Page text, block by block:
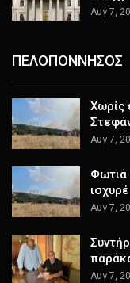
Αυγ 7,
ΠΕΛΟΠΟΝΝΗΣΟΣ
Χωρίς
Αυγ 7,
Φωτιά
Αυγ 7,
Αυγ 7,